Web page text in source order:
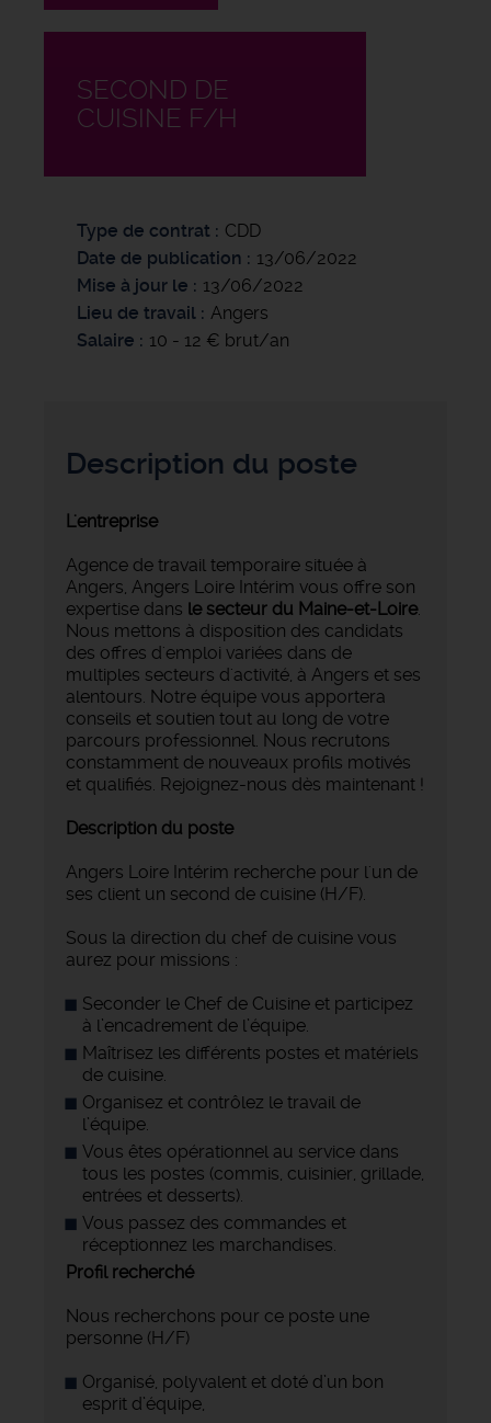
SECOND DE
CUISINE F/H
Type de contrat
CDD
Date de publication
13/06/2022
Mise à jour le
13/06/2022
Lieu de travail
Angers
Salaire
10 - 12 € brut/an
Description du poste
L'entreprise
Agence de travail temporaire située à
Angers, Angers Loire Intérim vous offre son
expertise dans le secteur du Maine-et-Loire.
Nous mettons à disposition des candidats
des offres d'emploi variées dans de
multiples secteurs d'activité, à Angers et ses
alentours. Notre équipe vous apportera
conseils et soutien tout au long de votre
parcours professionnel. Nous recrutons
constamment de nouveaux profils motivés
et qualifiés. Rejoignez-nous dès maintenant !
Description du poste
Angers Loire Intérim recherche pour l'un de
ses client un second de cuisine (H/F).
Sous la direction du chef de cuisine vous
aurez pour missions :
Seconder le Chef de Cuisine et participez
à l’encadrement de l’équipe.
Maîtrisez les différents postes et matériels
de cuisine.
Organisez et contrôlez le travail de
l’équipe.
Vous êtes opérationnel au service dans
tous les postes (commis, cuisinier, grillade,
entrées et desserts).
Vous passez des commandes et
réceptionnez les marchandises.
Profil recherché
Nous recherchons pour ce poste une
personne (H/F)
Organisé, polyvalent et doté d’un bon
esprit d’équipe,